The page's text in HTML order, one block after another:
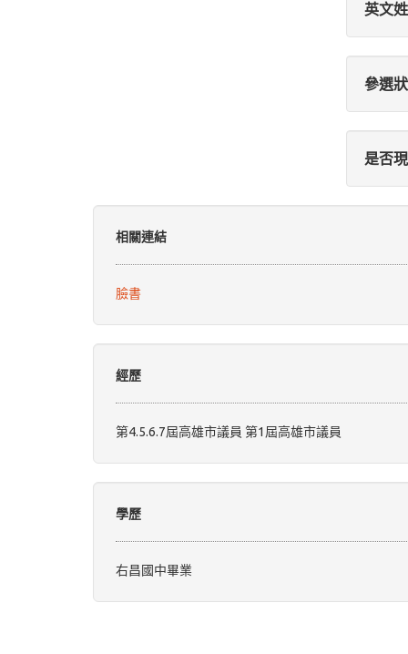
英文
參選
是否
相關連結
臉書
經歷
第4.5.6.7屆高雄市議員 第1屆高雄市議員
學歷
右昌國中畢業